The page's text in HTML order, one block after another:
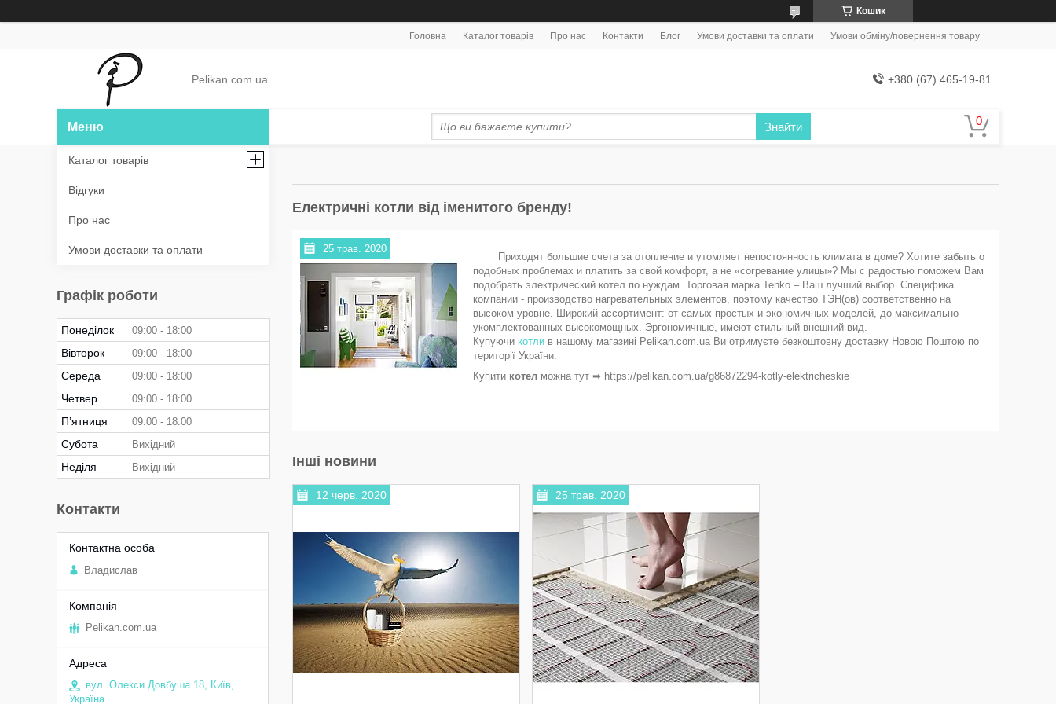
Кошик
Головна Каталог товарів Про нас Контакти Блог Умови доставки та оплати Умови обміну/повернення товару
Pelikan.com.ua +380 (67) 465-19-81
Знайти
Електричні котли від іменитого бренду!
25 трав. 2020
Приходят большие счета за отопление и утомляет непостоянность климата в доме? Хотите забыть о
подобных проблемах и платить за свой комфорт, а не «согревание улицы»? Мы с радостью поможем Вам
подобрать электрический котел по нуждам. Торговая марка Tenko – Ваш лучший выбор. Специфика
компании - производство нагревательных элементов, поэтому качество ТЭН(ов) соответственно на
высоком уровне. Широкий ассортимент: от самых простых и экономичных моделей, до максимально
укомплектованных высокомощных. Эргономичные, имеют стильный внешний вид.
Купуючи котли в нашому магазині Pelikan.com.ua Ви отримуєте безкоштовну доставку Новою Поштою по
території України.
Купити котел можна тут ➡ https://pelikan.com.ua/g86872294-kotly-elektricheskie
Інші новини
12 черв. 2020 25 трав. 2020
Каталог товарів
Відгуки
Про нас
Умови доставки та оплати
Графік роботи
Понеділок 09:00 18:00
Вівторок 09:00 18:00
Середа 09:00 18:00
Четвер 09:00 18:00
Пʼятниця 09:00 18:00
Субота Вихідний
Неділя Вихідний
Контакти
Владислав
Pelikan.com.ua
вул. Олекси Довбуша 18, Київ,
Україна